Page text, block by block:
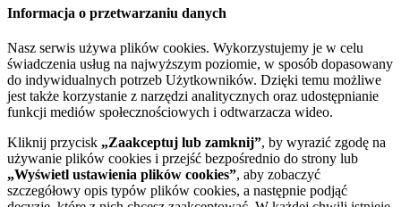
Informacja o przetwarzaniu danych
Nasz serwis używa plików cookies. Wykorzystujemy je w celu
świadczenia usług na najwyższym poziomie, w sposób dopasowany
do indywidualnych potrzeb Użytkowników. Dzięki temu możliwe
jest także korzystanie z narzędzi analitycznych oraz udostępnianie
funkcji mediów społecznościowych i odtwarzacza wideo.
Kliknij przycisk „Zaakceptuj lub zamknij”, by wyrazić zgodę na
używanie plików cookies i przejść bezpośrednio do strony lub
„Wyświetl ustawienia plików cookies”, aby zobaczyć
szczegółowy opis typów plików cookies, a następnie podjąć